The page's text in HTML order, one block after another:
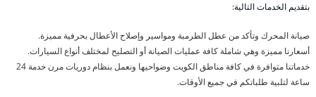
بتقديم الخدمات التالية:
صيانة المحرك وتأكد من عطل الطرمبة ومواسير وإصلاح الأعطال بحرفية مميزة.
أسعارنا مميزة وهي شاملة كافة عمليات الصيانة أو التصليح لمختلف أنواع السيارات.
خدماتنا متوافرة في كافة مناطق الكويت وضواحيها ونعمل بنظام دوريات مرن خدمة 24
ساعة لتلبية طلباتكم في جميع الأوقات.